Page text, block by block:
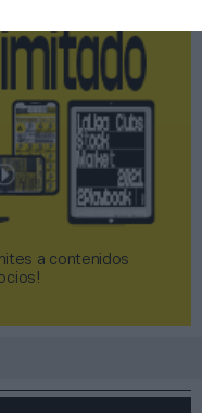
a contenidos